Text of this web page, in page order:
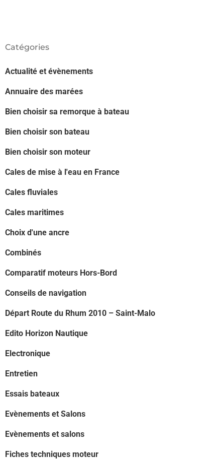
Catégories
Actualité et évènements
Annuaire des marées
Bien choisir sa remorque à bateau
Bien choisir son bateau
Bien choisir son moteur
Cales de mise à l'eau en France
Cales fluviales
Cales maritimes
Choix d'une ancre
Combinés
Comparatif moteurs Hors-Bord
Conseils de navigation
Départ Route du Rhum 2010 – Saint-Malo
Edito Horizon Nautique
Electronique
Entretien
Essais bateaux
Evènements et Salons
Evènements et salons
Fiches techniques moteur